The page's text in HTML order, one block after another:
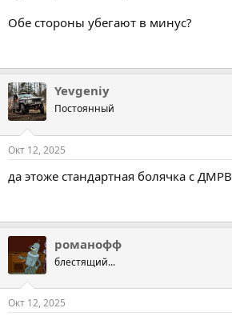
Обе стороны убегают в минус?
Yevgeniy
Постоянный
Окт 12, 2025
да этоже стандартная болячка с ДМРВ
романофф
блестящий...
Окт 12, 2025